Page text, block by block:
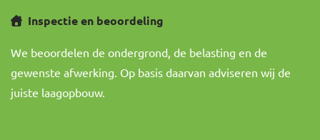
Inspectie en beoordeling
We beoordelen de ondergrond, de belasting en de
gewenste afwerking. Op basis daarvan adviseren wij de
juiste laagopbouw.